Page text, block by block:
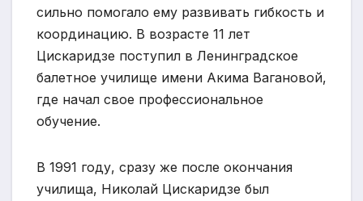
сильно помогало ему развивать гибкость и
координацию. В возрасте 11 лет
Цискаридзе поступил в Ленинградское
балетное училище имени Акима Вагановой,
где начал свое профессиональное
обучение.
В 1991 году, сразу же после окончания
училища, Николай Цискаридзе был